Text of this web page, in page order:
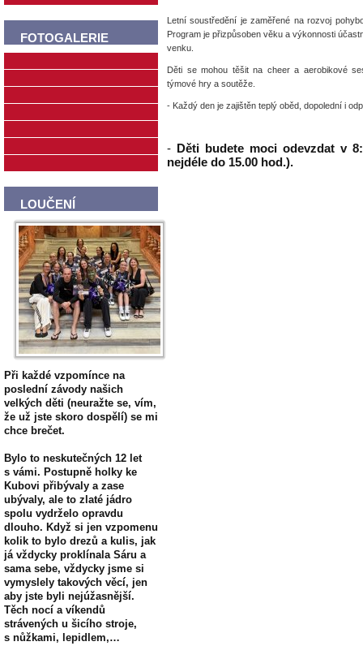
FOTOGALERIE
LOUČENÍ
Při každé vzpomínce na
poslední závody našich
velkých děti (neuražte se, vím,
že už jste skoro dospělí) se mi
chce brečet.
Bylo to neskutečných 12 let
s vámi. Postupně holky ke
Kubovi přibývaly a zase
ubývaly, ale to zlaté jádro
spolu vydrželo opravdu
dlouho. Když si jen vzpomenu
kolik to bylo drezů a kulis, jak
já vždycky proklínala Sáru a
sama sebe, vždycky jsme si
vymyslely takových věcí, jen
aby jste byli nejúžasnější.
Těch nocí a víkendů
strávených u šicího stroje,
s nůžkami, lepidlem,…
Letní soustředění je zaměřené na rozvoj
Program je přizpůsoben věku a výkonnosti
venku.
Děti se mohou těšit na cheer a aerobikové
týmové hry a soutěže.
- Každý den je zajištěn teplý oběd, dopolední i
- Děti budete moci odevzdat v
nejdéle do 15.00 hod.).